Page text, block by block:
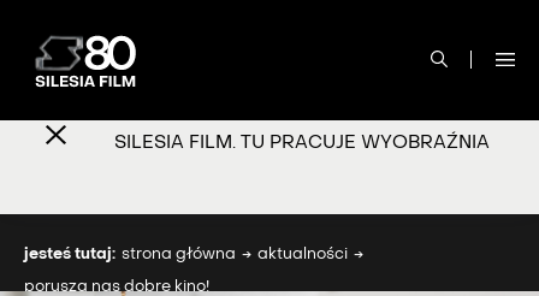
SILESIA FILM. TU PRACUJE WYOBRAŹNIA
jesteś tutaj: strona główna aktualności
porusza nas dobre kino!